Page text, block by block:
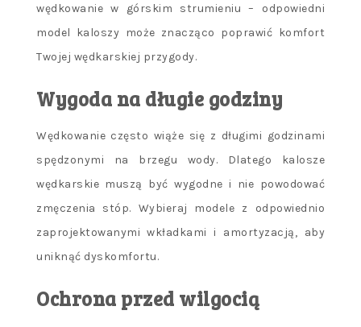
wędkowanie w górskim strumieniu – odpowiedni
model kaloszy może znacząco poprawić komfort
Twojej wędkarskiej przygody.
Wygoda na długie godziny
Wędkowanie często wiąże się z długimi godzinami
spędzonymi na brzegu wody. Dlatego kalosze
wędkarskie muszą być wygodne i nie powodować
zmęczenia stóp. Wybieraj modele z odpowiednio
zaprojektowanymi wkładkami i amortyzacją, aby
uniknąć dyskomfortu.
Ochrona przed wilgocią